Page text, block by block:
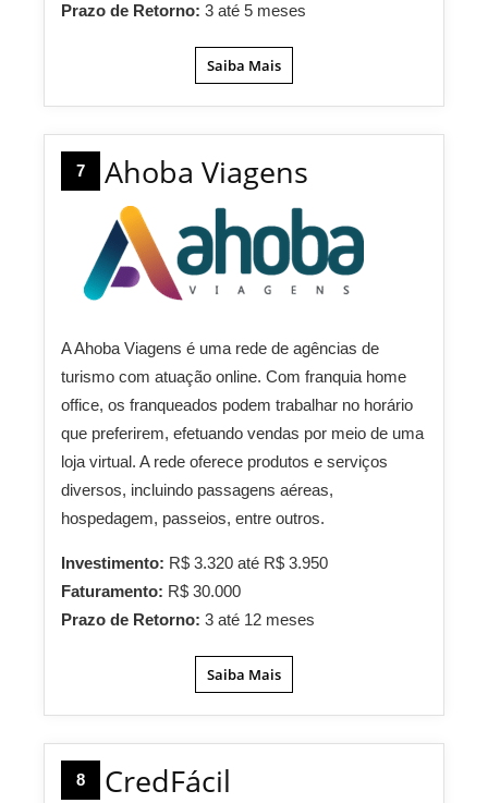
Prazo de Retorno: 3 até 5 meses
Saiba Mais
7 Ahoba Viagens
A Ahoba Viagens é uma rede de agências de
turismo com atuação online. Com franquia home
office, os franqueados podem trabalhar no horário
que preferirem, efetuando vendas por meio de uma
loja virtual. A rede oferece produtos e serviços
diversos, incluindo passagens aéreas,
hospedagem, passeios, entre outros.
Investimento: R$ 3.320 até R$ 3.950
Faturamento: R$ 30.000
Prazo de Retorno: 3 até 12 meses
Saiba Mais
8 CredFácil